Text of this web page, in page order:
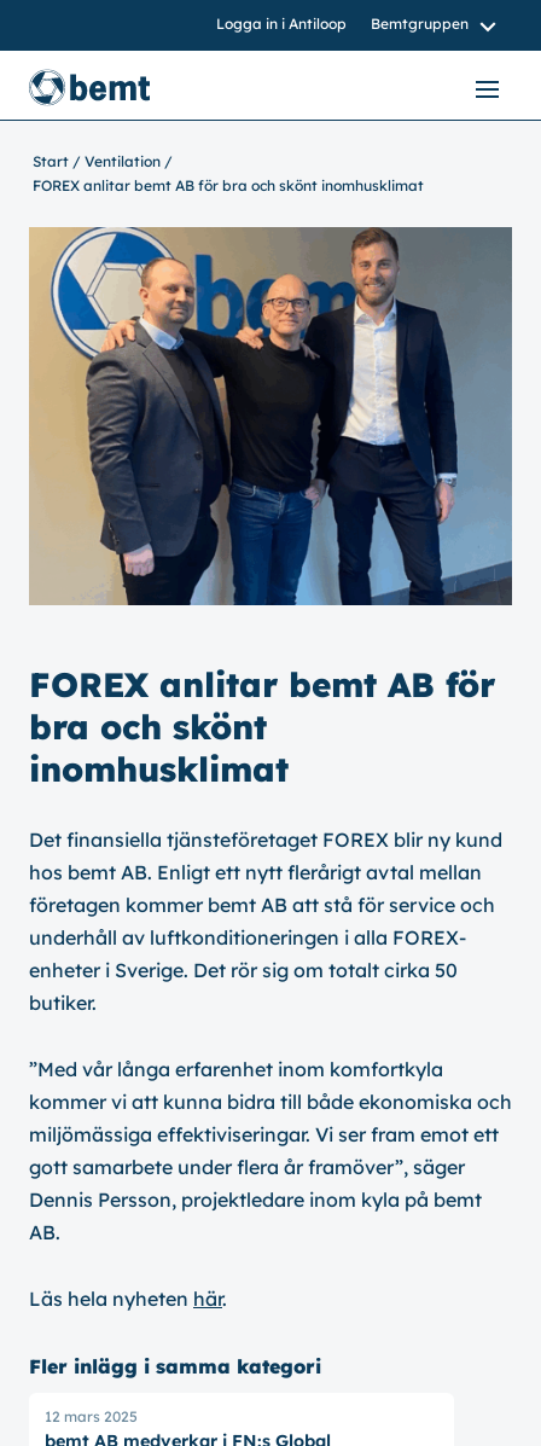
Logga in i Antiloop Bemtgruppen
vvsinstall.se
Start
Ventilation
FOREX anlitar bemt AB för bra och skönt inomhusklimat
FOREX anlitar bemt AB för
bra och skönt
inomhusklimat
Det finansiella tjänsteföretaget FOREX blir ny kund
hos bemt AB. Enligt ett nytt flerårigt avtal mellan
företagen kommer bemt AB att stå för service och
underhåll av luftkonditioneringen i alla FOREX-
enheter i Sverige. Det rör sig om totalt cirka 50
butiker.
”Med vår långa erfarenhet inom komfortkyla
kommer vi att kunna bidra till både ekonomiska och
miljömässiga effektiviseringar. Vi ser fram emot ett
gott samarbete under flera år framöver”, säger
Dennis Persson, projektledare inom kyla på bemt
AB.
Läs hela nyheten här.
Fler inlägg i samma kategori
12 mars 2025